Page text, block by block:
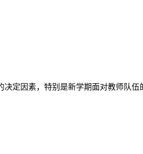
定因素，特别是新学期面对教师队